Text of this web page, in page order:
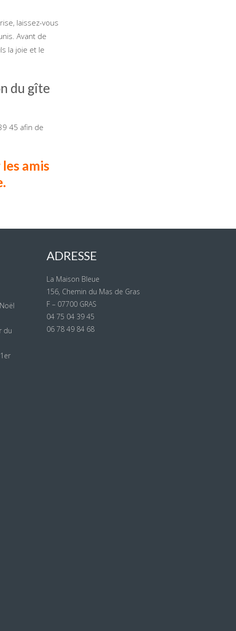
laissez-vous
Avant de
la joie et le
du gîte
45 afin de
amis
du
ADRESSE
La Maison Bleue
156, Chemin du Mas de Gras
F – 07700 GRAS
04 75 04 39 45
06 78 49 84 68